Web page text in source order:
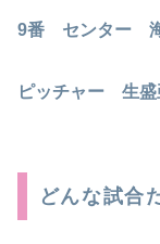
9番 センター 海
ピッチャー 生
どんな試合